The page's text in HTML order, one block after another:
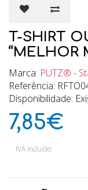
T-SHIRT
“MELHOR
Marca: PUTZ® -
Referência:
Disponibilidade:
7,85€
IVA Incluído